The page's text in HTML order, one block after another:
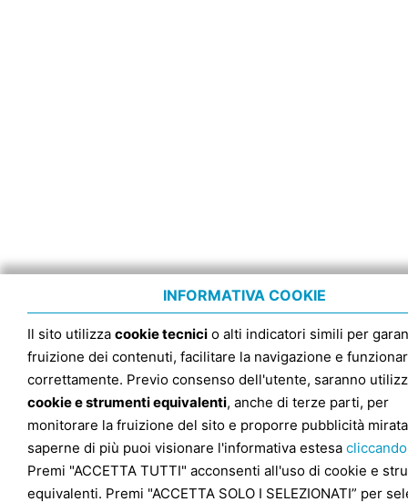
INFORMATIVA COOKIE
Il sito utilizza cookie tecnici o alti indicatori simili per
fruizione dei contenuti, facilitare la navigazione e
correttamente. Previo consenso dell'utente, saranno
cookie e strumenti equivalenti, anche di terze parti, per
monitorare la fruizione del sito e proporre pubblicità
saperne di più puoi visionare l'informativa estesa
Premi "ACCETTA TUTTI" acconsenti all'uso di cookie e
equivalenti. Premi "ACCETTA SOLO I SELEZIONATI” per